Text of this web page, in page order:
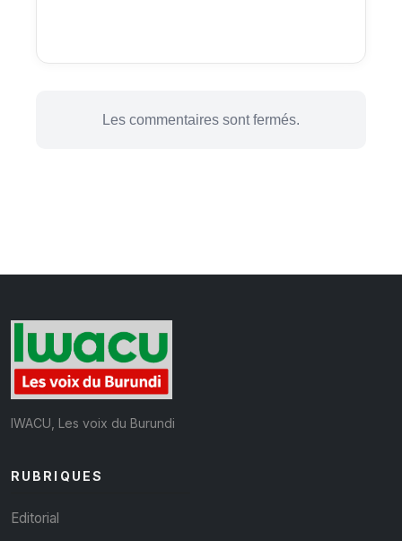
Les commentaires sont fermés.
IWACU, Les voix du Burundi
RUBRIQUES
Editorial